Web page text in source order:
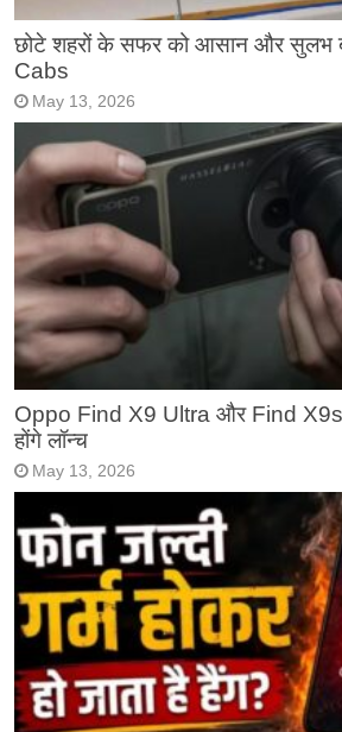
छोटे शहरों के सफर को आसान और सुलभ
Cabs
May 13, 2026
Oppo Find X9 Ultra और Find X9s
होंगे लॉन्च
May 13, 2026